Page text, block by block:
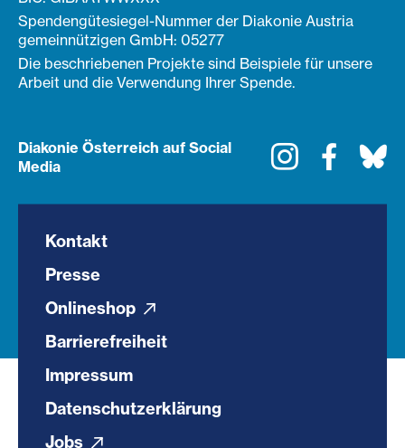
Spendengütesiegel-Nummer der Diakonie Austria
gemeinnützigen GmbH: 05277
Die beschriebenen Projekte sind Beispiele für unsere
Arbeit und die Verwendung Ihrer Spende.
Diakonie Österreich auf Social
Media
Instagram
Kontakt
Presse
Onlineshop
Barrierefreiheit
Impressum
Datenschutzerklärung
Jobs